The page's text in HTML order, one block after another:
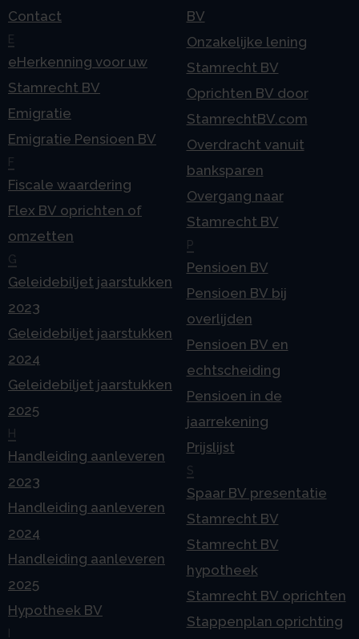
Contact
E
eHerkenning voor uw
Stamrecht BV
Emigratie
Emigratie Pensioen BV
F
Fiscale waardering
Flex BV oprichten of
omzetten
G
Geleidebiljet jaarstukken
2023
Geleidebiljet jaarstukken
2024
Geleidebiljet jaarstukken
2025
H
Handleiding aanleveren
2023
Handleiding aanleveren
2024
Handleiding aanleveren
2025
Hypotheek BV
BV
Onzakelijke lening
Stamrecht BV
Oprichten BV door
StamrechtBV.com
Overdracht vanuit
banksparen
Overgang naar
Stamrecht BV
P
Pensioen BV
Pensioen BV bij
overlijden
Pensioen BV en
echtscheiding
Pensioen in de
jaarrekening
Prijslijst
S
Spaar BV presentatie
Stamrecht BV
Stamrecht BV
hypotheek
Stamrecht BV oprichten
Stappenplan oprichting